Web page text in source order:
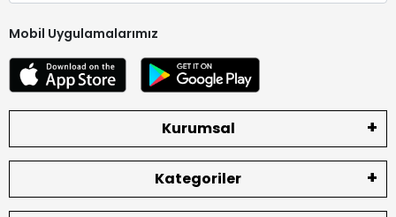
Mobil Uygulamalarımız
Kurumsal
Kategoriler